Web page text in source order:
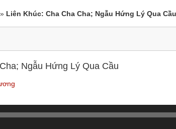
» Liên Khúc: Cha Cha Cha; Ngẫu Hứng Lý Qua Cầu
Ngẫu Hứng Lý Qua Cầu